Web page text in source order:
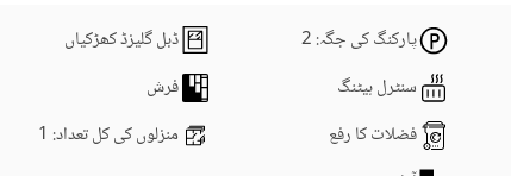
پارکنگ کی جگہ: 2
ڈبل گلیزڈ کھڑکیاں
سنٹرل ہیٹنگ
فرش
فضلات کا رفع منزلوں کی کل تعداد: 1